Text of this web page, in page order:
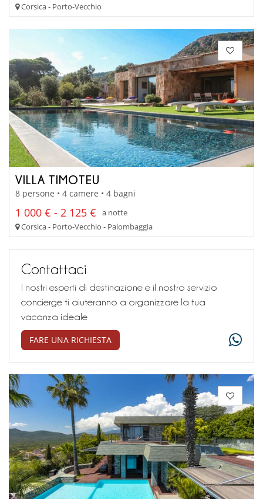
Corsica - Porto-Vecchio
VILLA TIMOTEU
8 persone • 4 camere • 4 bagni
1 000 € - 2 125 €
a notte
Corsica - Porto-Vecchio - Palombaggia
Contattaci
I nostri esperti di destinazione e il nostro servizio
concierge ti aiuteranno a organizzare la tua
vacanza ideale
FARE UNA RICHIESTA